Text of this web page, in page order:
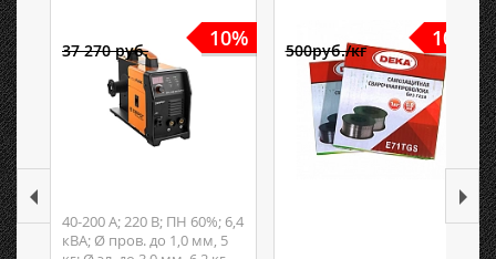
10%
37 270 руб.
40-200 А; 220 В; ПН 60%; 6,4
кВА; Ø пров. до 1,0 мм, 5
10%
500руб./кг